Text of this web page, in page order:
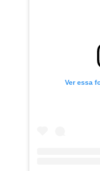
Ver essa